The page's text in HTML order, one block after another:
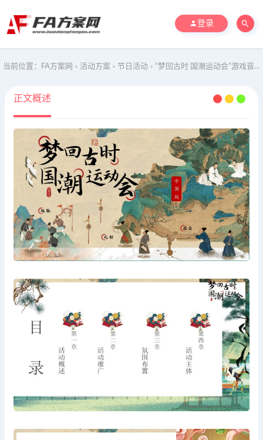
登录
当前位置： FA方案网 > 活动方案 > 节日活动 > “梦回古时 国潮运动会”游戏音乐民俗市集劳动十一元旦儿童地产互动活动策划方案
正文概述